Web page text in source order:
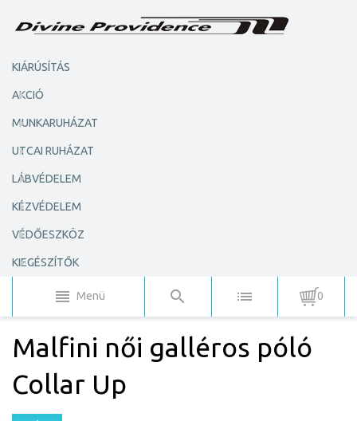
KIÁRÚSÍTÁS
AKCIÓ
MUNKARUHÁZAT
UTCAI RUHÁZAT
LÁBVÉDELEM
KÉZVÉDELEM
VÉDŐESZKÖZ
KIEGÉSZÍTŐK
Menü 0
Malfini női galléros póló
Collar Up